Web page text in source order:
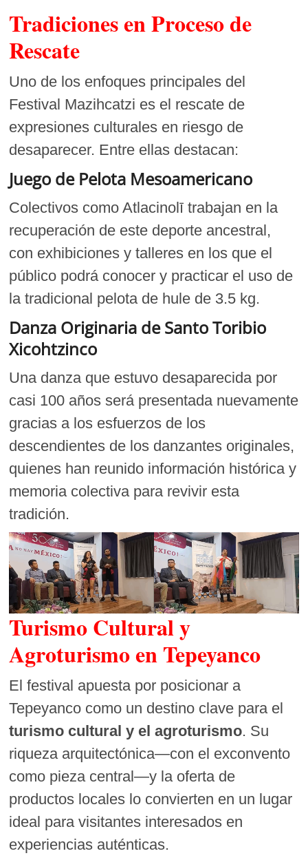
Tradiciones en Proceso de
Rescate
Uno de los enfoques principales del
Festival Mazihcatzi es el rescate de
expresiones culturales en riesgo de
desaparecer. Entre ellas destacan:
Juego de Pelota Mesoamericano
Colectivos como Atlacinolī trabajan en la
recuperación de este deporte ancestral,
con exhibiciones y talleres en los que el
público podrá conocer y practicar el uso de
la tradicional pelota de hule de 3.5 kg.
Danza Originaria de Santo Toribio
Xicohtzinco
Una danza que estuvo desaparecida por
casi 100 años será presentada nuevamente
gracias a los esfuerzos de los
descendientes de los danzantes originales,
quienes han reunido información histórica y
memoria colectiva para revivir esta
tradición.
Turismo Cultural y
Agroturismo en Tepeyanco
El festival apuesta por posicionar a
Tepeyanco como un destino clave para el
turismo cultural y el agroturismo. Su
riqueza arquitectónica—con el exconvento
como pieza central—y la oferta de
productos locales lo convierten en un lugar
ideal para visitantes interesados en
experiencias auténticas.